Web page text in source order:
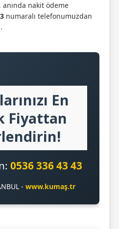
anında nakit ödeme
numaralı telefonumuzdan
En
Fiyattan
0536 336 43 43
- www.kumaş.tr